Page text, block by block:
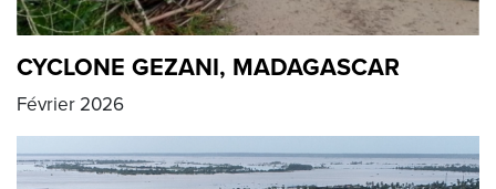
CYCLONE GEZANI, MADAGASCAR
Février 2026